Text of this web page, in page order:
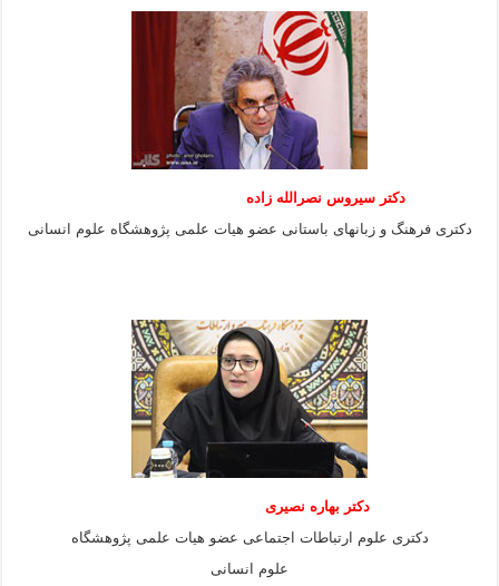
دکتر سیروس نصرالله زاده
دکتری فرهنگ و زبانهای باستانی عضو هیات علمی پژوهشگاه علوم انسانی
دکتر بهاره نصیری
دکتری علوم ارتباطات اجتماعی عضو هیات علمی پژوهشگاه
علوم انسانی